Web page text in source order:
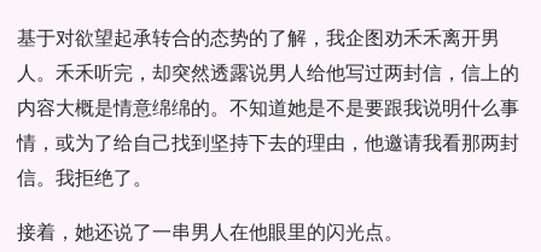
基于对欲望起承转合的态势的了解，我企图劝禾禾离开男
人。禾禾听完，却突然透露说男人给他写过两封信，信上的
内容大概是情意绵绵的。不知道她是不是要跟我说明什么事
情，或为了给自己找到坚持下去的理由，他邀请我看那两封
信。我拒绝了。
接着，她还说了一串男人在他眼里的闪光点。